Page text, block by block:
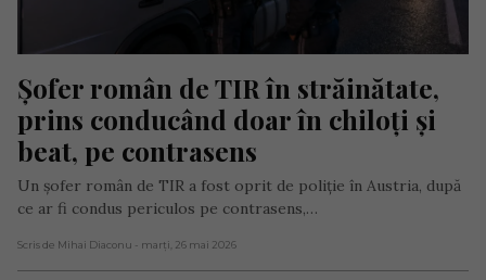
Șofer român de TIR în străinătate,
prins conducând doar în chiloți și
beat, pe contrasens
Un șofer român de TIR a fost oprit de poliție în Austria, după
ce ar fi condus periculos pe contrasens,…
Scris de Mihai Diaconu - marți, 26 mai 2026